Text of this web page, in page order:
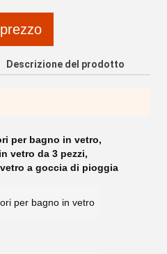
Descrizione del prodotto
per bagno in vetro,
vetro da 3 pezzi,
a goccia di pioggia
per bagno in vetro